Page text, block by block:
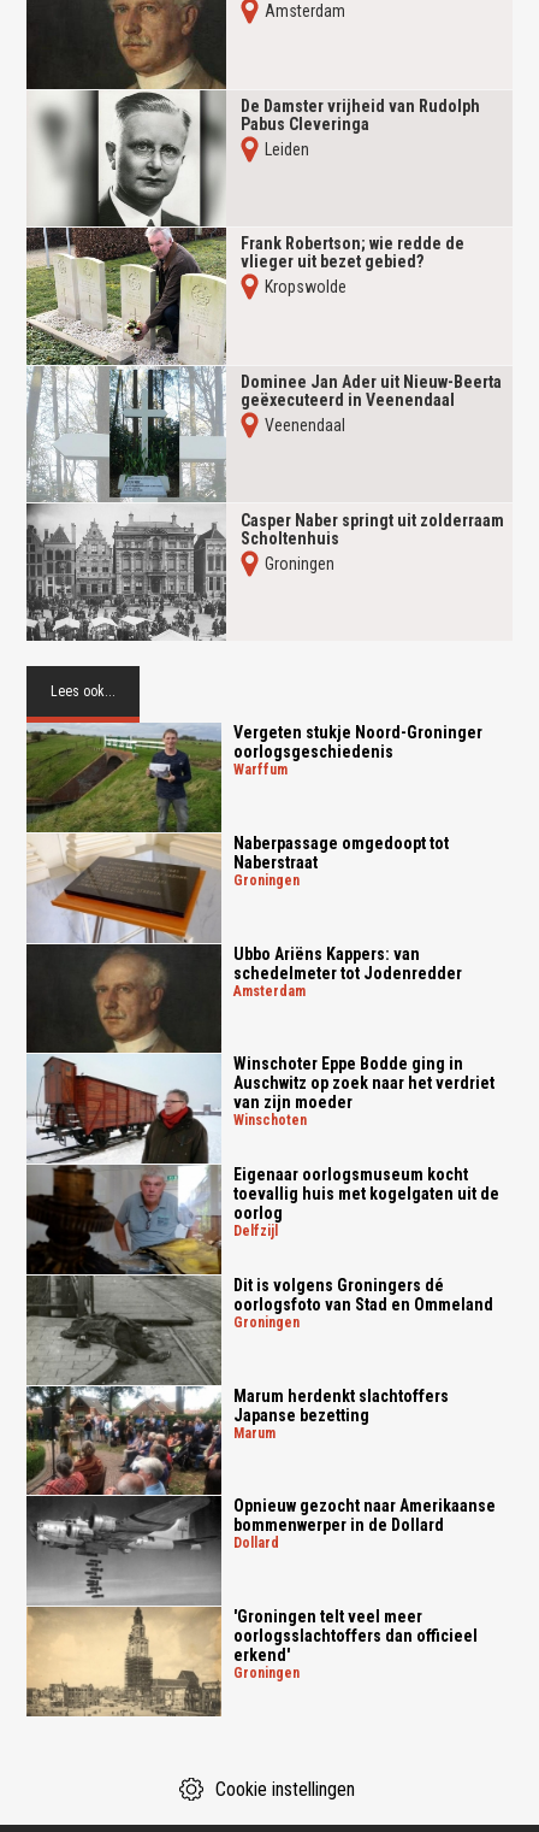
Amsterdam
De Damster vrijheid van Rudolph
Pabus Cleveringa
Leiden
Frank Robertson; wie redde de
vlieger uit bezet gebied?
Kropswolde
Dominee Jan Ader uit Nieuw-Beerta
geëxecuteerd in Veenendaal
Veenendaal
Casper Naber springt uit zolderraam
Scholtenhuis
Groningen
Lees ook...
Vergeten stukje Noord-Groninger
oorlogsgeschiedenis
warffum
Naberpassage omgedoopt tot
Naberstraat
groningen
Ubbo Ariëns Kappers: van
schedelmeter tot Jodenredder
amsterdam
Winschoter Eppe Bodde ging in
Auschwitz op zoek naar het verdriet
van zijn moeder
winschoten
Eigenaar oorlogsmuseum kocht
toevallig huis met kogelgaten uit de
oorlog
delfzijl
Dit is volgens Groningers dé
oorlogsfoto van Stad en Ommeland
groningen
Marum herdenkt slachtoffers
Japanse bezetting
marum
Opnieuw gezocht naar Amerikaanse
bommenwerper in de Dollard
dollard
'Groningen telt veel meer
oorlogsslachtoffers dan officieel
erkend'
groningen
Cookie instellingen